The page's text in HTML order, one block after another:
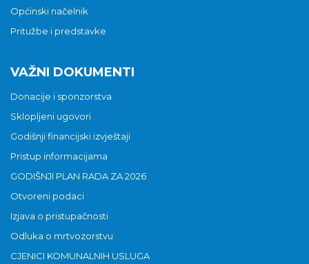
Općinski načelnik
Pritužbe i predstavke
VAŽNI DOKUMENTI
Donacije i sponzorstva
Sklopljeni ugovori
Godišnji financijski izvještaji
Pristup informacijama
GODIŠNJI PLAN RADA ZA 2026
Otvoreni podaci
Izjava o pristupačnosti
Odluka o mrtvozorstvu
CJENICI KOMUNALNIH USLUGA